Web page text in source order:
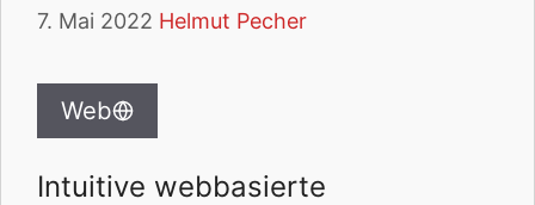
7. Mai 2022 Helmut Pecher
Web
Intuitive webbasierte